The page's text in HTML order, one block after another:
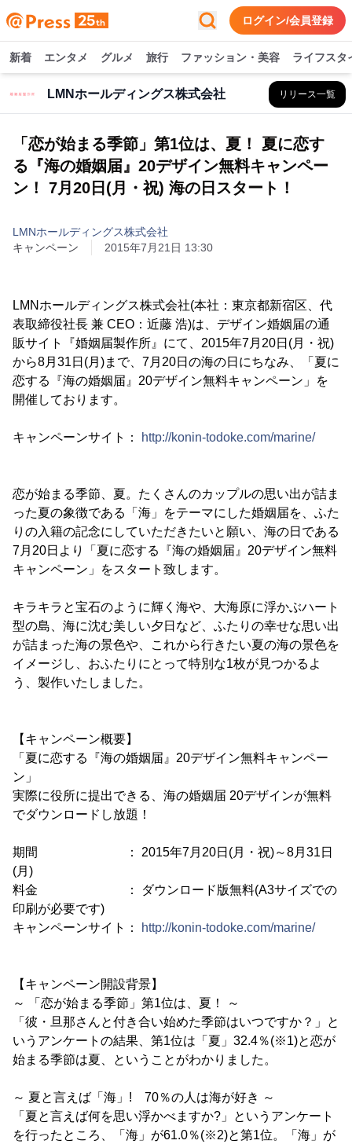
ログイン/会員登録
新着 エンタメ グルメ 旅行 ファッション・美容 ライフスタ
LMNホールディングス株式会社 リリース一覧
「恋が始まる季節」第1位は、夏！ 夏に恋す
る『海の婚姻届』20デザイン無料キャンペー
ン！ 7月20日(月・祝) 海の日スタート！
LMNホールディングス株式会社
キャンペーン
2015年7月21日 13:30
LMNホールディングス株式会社(本社：東京都新宿区、代
表取締役社長 兼 CEO：近藤 浩)は、デザイン婚姻届の通
販サイト『婚姻届製作所』にて、2015年7月20日(月・祝)
から8月31日(月)まで、7月20日の海の日にちなみ、「夏に
恋する『海の婚姻届』20デザイン無料キャンペーン」を
開催しております。
キャンペーンサイト： http://konin-todoke.com/marine/
恋が始まる季節、夏。たくさんのカップルの思い出が詰ま
った夏の象徴である「海」をテーマにした婚姻届を、ふた
りの入籍の記念にしていただきたいと願い、海の日である
7月20日より「夏に恋する『海の婚姻届』20デザイン無料
キャンペーン」をスタート致します。
キラキラと宝石のように輝く海や、大海原に浮かぶハート
型の島、海に沈む美しい夕日など、ふたりの幸せな思い出
が詰まった海の景色や、これから行きたい夏の海の景色を
イメージし、おふたりにとって特別な1枚が見つかるよ
う、製作いたしました。
【キャンペーン概要】
「夏に恋する『海の婚姻届』20デザイン無料キャンペー
ン」
実際に役所に提出できる、海の婚姻届 20デザインが無料
でダウンロードし放題！
期間 ： 2015年7月20日(月・祝)～8月31日
(月)
料金 ： ダウンロード版無料(A3サイズでの
印刷が必要です)
キャンペーンサイト：
http://konin-todoke.com/marine/
【キャンペーン開設背景】
～ 「恋が始まる季節」第1位は、夏！ ～
「彼・旦那さんと付き合い始めた季節はいつですか？」と
いうアンケートの結果、第1位は「夏」32.4％(※1)と恋が
始まる季節は夏、ということがわかりました。
～ 夏と言えば「海」! 70％の人は海が好き ～
「夏と言えば何を思い浮かべますか?」というアンケート
を行ったところ、「海」が61.0％(※2)と第1位。「海」が